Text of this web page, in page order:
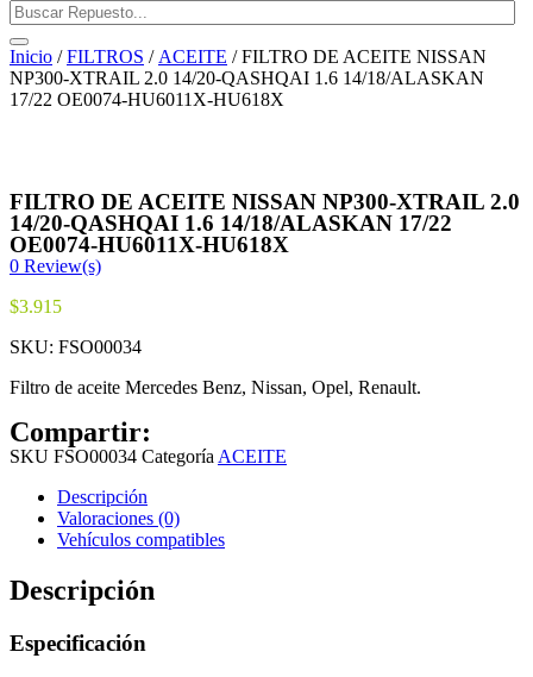
Inicio /FILTROS / ACEITE / FILTRO DE ACEITE NISSAN
NP300-XTRAIL 2.0 14/20-QASHQAI 1.6 14/18/ALASKAN
17/22 OE0074-HU6011X-HU618X
FILTRO DE ACEITE NISSAN NP300-XTRAIL 2.0
14/20-QASHQAI 1.6 14/18/ALASKAN 17/22
OE0074-HU6011X-HU618X
0 Review(s)
$3.915
SKU: FSO00034
Filtro de aceite Mercedes Benz, Nissan, Opel, Renault.
Compartir:
SKU FSO00034 Categoría ACEITE
Descripción
Valoraciones (0)
Vehículos compatibles
Descripción
Especificación